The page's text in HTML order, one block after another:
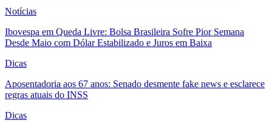
Notícias
Ibovespa em Queda Livre: Bolsa Brasileira Sofre Pior Semana
Desde Maio com Dólar Estabilizado e Juros em Baixa
Dicas
Aposentadoria aos 67 anos: Senado desmente fake news e esclarece
regras atuais do INSS
Dicas